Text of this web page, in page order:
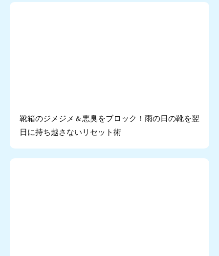
靴箱のジメジメ＆悪臭をブロック！雨の日の靴を翌
日に持ち越さないリセット術